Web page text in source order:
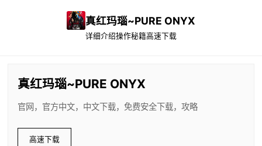
真红玛瑙~PURE ONYX
详细介绍操作秘籍高速下载
真红玛瑙~PURE ONYX
官网，官方中文，中文下载，免费安全下载，攻略
高速下载